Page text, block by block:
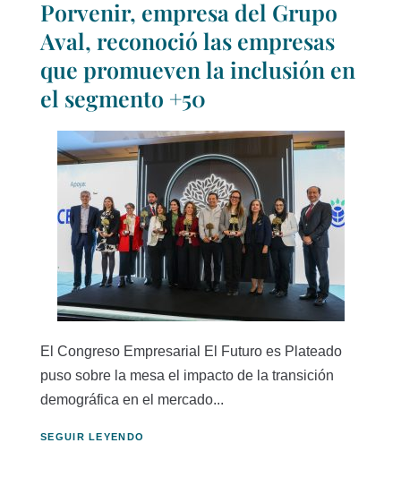
Porvenir, empresa del Grupo
Aval, reconoció las empresas
que promueven la inclusión en
el segmento +50
El Congreso Empresarial El Futuro es Plateado
puso sobre la mesa el impacto de la transición
demográfica en el mercado...
SEGUIR LEYENDO